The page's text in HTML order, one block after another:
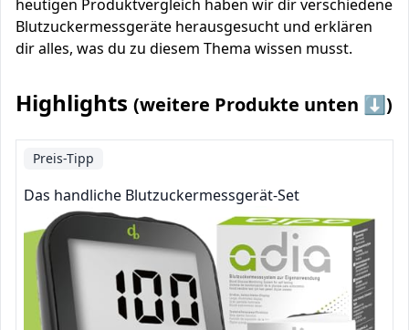
heutigen Produktvergleich haben wir dir verschiedene
Blutzuckermessgeräte herausgesucht und erklären
dir alles, was du zu diesem Thema wissen musst.
Highlights (weitere Produkte unten ⬇️)
Preis-Tipp
Das handliche Blutzuckermessgerät-Set